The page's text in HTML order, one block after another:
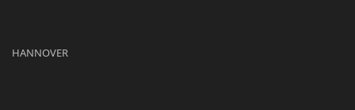
HANNOVER